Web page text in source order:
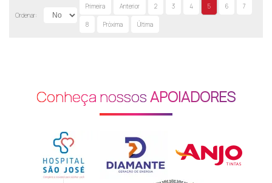
Ordenar:
Primeira Anterior 2 3 4 5 6 7
8 Próxima Última
Conheça nossosAPOIADORES